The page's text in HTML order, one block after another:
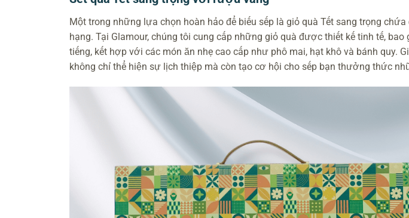
Một trong những lựa chọn hoàn hảo để biếu sếp là giỏ quà Tết sang trọng
hạng. Tại Glamour, chúng tôi cung cấp những giỏ quà được thiết kế tinh tế,
tiếng, kết hợp với các món ăn nhẹ cao cấp như phô mai, hạt khô và bánh quy.
không chỉ thể hiện sự lịch thiệp mà còn tạo cơ hội cho sếp bạn thưởng thức